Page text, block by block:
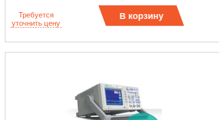
Требуется
уточнить цену
В корзину